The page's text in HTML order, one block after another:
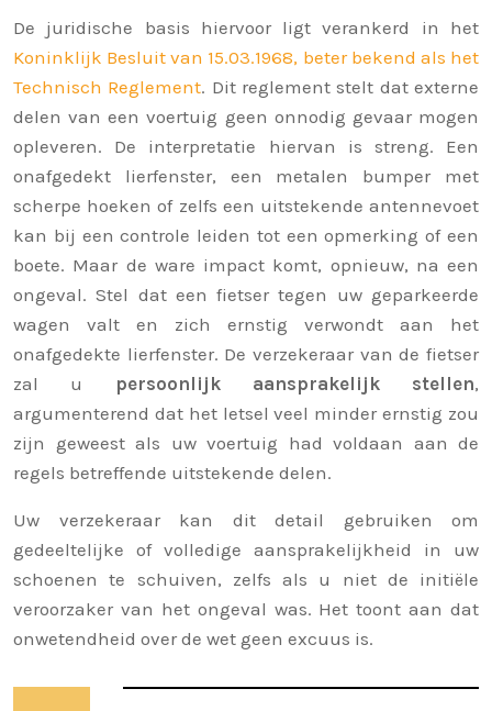
De juridische basis hiervoor ligt verankerd in het
Koninklijk Besluit van 15.03.1968, beter bekend als het
Technisch Reglement. Dit reglement stelt dat externe
delen van een voertuig geen onnodig gevaar mogen
opleveren. De interpretatie hiervan is streng. Een
onafgedekt lierfenster, een metalen bumper met
scherpe hoeken of zelfs een uitstekende antennevoet
kan bij een controle leiden tot een opmerking of een
boete. Maar de ware impact komt, opnieuw, na een
ongeval. Stel dat een fietser tegen uw geparkeerde
wagen valt en zich ernstig verwondt aan het
onafgedekte lierfenster. De verzekeraar van de fietser
zal u
persoonlijk aansprakelijk stellen,
argumenterend dat het letsel veel minder ernstig zou
zijn geweest als uw voertuig had voldaan aan de
regels betreffende uitstekende delen.
Uw verzekeraar kan dit detail gebruiken om
gedeeltelijke of volledige aansprakelijkheid in uw
schoenen te schuiven, zelfs als u niet de initiële
veroorzaker van het ongeval was. Het toont aan dat
onwetendheid over de wet geen excuus is.